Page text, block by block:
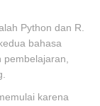
Python dan R.
bahasa
karena